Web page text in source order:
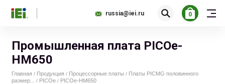
russia@iei.ru 0
Промышленная плата PICOe-
HM650
Главная / Продукция / Процессорные платы / Платы PICMG половинного
размер...
/ PICOe / PICOe-HM650